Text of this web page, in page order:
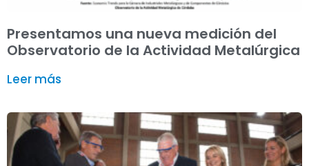
Presentamos una nueva medición del
Observatorio de la Actividad Metalúrgica
Leer más